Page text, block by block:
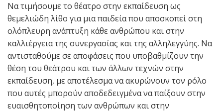
Να τιμήσουμε το θέατρο στην εκπαίδευση ως
θεμελιώδη λίθο για μια παιδεία που αποσκοπεί στη
ολόπλευρη ανάπτυξη κάθε ανθρώπου και στην
καλλιέργεια της συνεργασίας και της αλληλεγγύης. Να
αντισταθούμε σε αποφάσεις που υποβαθμίζουν την
θέση του θεάτρου και των άλλων τεχνών στην
εκπαίδευση, με αποτέλεσμα να ακυρώνουν τον ρόλο
που αυτές μπορούν αποδεδειγμένα να παίξουν στην
ευαισθητοποίηση των ανθρώπων και στην